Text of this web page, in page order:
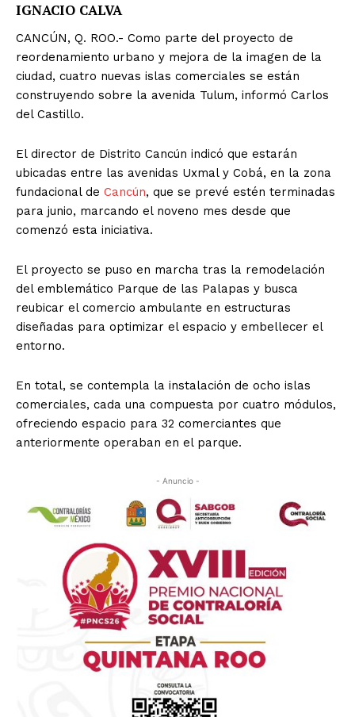
IGNACIO CALVA
CANCÚN, Q. ROO.- Como parte del proyecto de
reordenamiento urbano y mejora de la imagen de la
ciudad, cuatro nuevas islas comerciales se están
construyendo sobre la avenida Tulum, informó Carlos
del Castillo.
El director de Distrito Cancún indicó que estarán
ubicadas entre las avenidas Uxmal y Cobá, en la zona
fundacional de Cancún, que se prevé estén terminadas
para junio, marcando el noveno mes desde que
comenzó esta iniciativa.
El proyecto se puso en marcha tras la remodelación
del emblemático Parque de las Palapas y busca
reubicar el comercio ambulante en estructuras
diseñadas para optimizar el espacio y embellecer el
entorno.
En total, se contempla la instalación de ocho islas
comerciales, cada una compuesta por cuatro módulos,
ofreciendo espacio para 32 comerciantes que
anteriormente operaban en el parque.
- Anuncio -